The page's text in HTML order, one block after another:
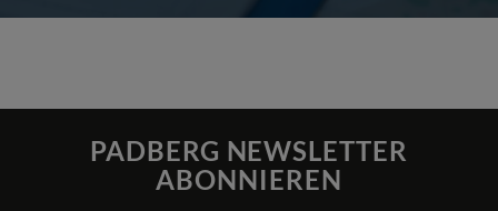
PADBERG NEWSLETTER
ABONNIEREN